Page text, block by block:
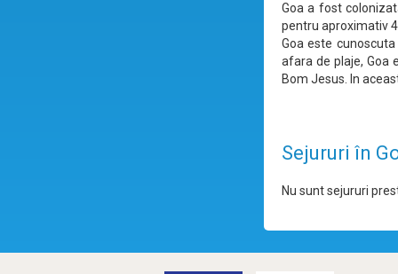
Goa a fost
pentru aproximativ
Goa este
afara de plaje, Goa
Bom Jesus. In
Sejururi în
Nu sunt sejururi